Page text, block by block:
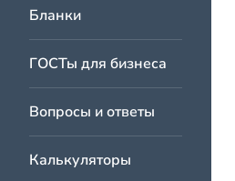
Бланки
ГОСТы для бизнеса
Вопросы и ответы
Калькуляторы